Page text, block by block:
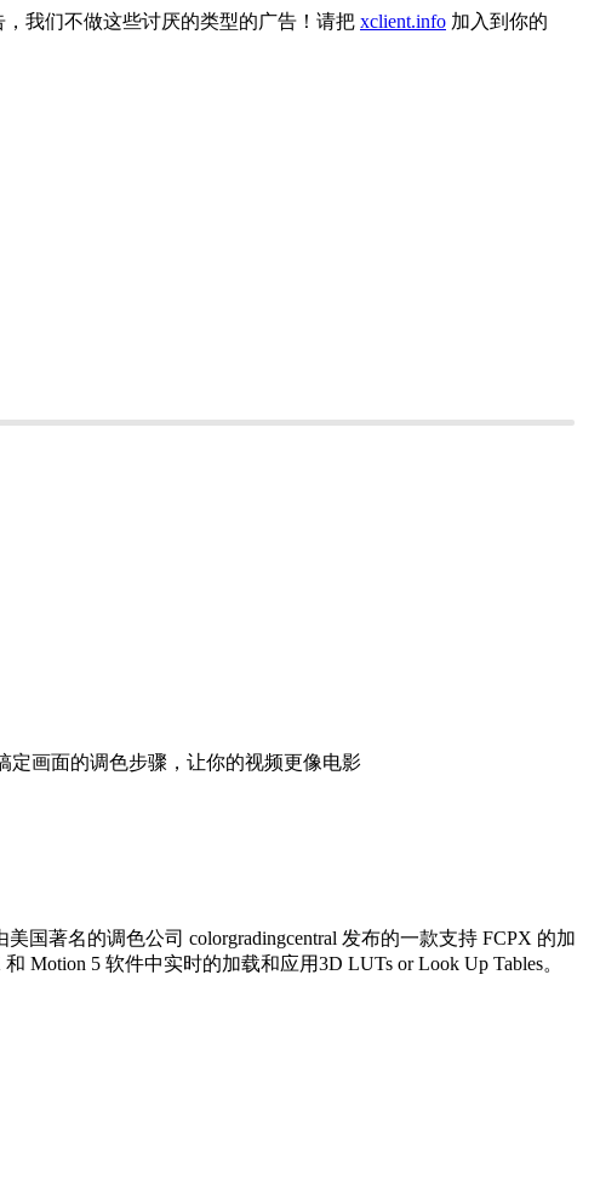
我们不做这些讨厌的类型的广告！请把 xclient.info 加入到你的
定画面的调色步骤，让你的视频更像电影
著名的调色公司 colorgradingcentral 发布的一款支持 FCPX 的加
5 软件中实时的加载和应用3D LUTs or Look Up Tables。